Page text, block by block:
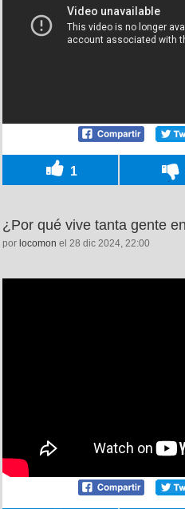
1
¿Por qué vive tanta gente
por locomon el 28 dic 2024, 22:00